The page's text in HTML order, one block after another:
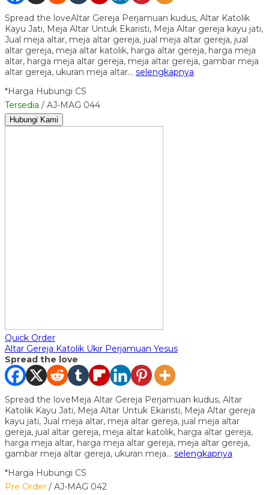
Spread the loveAltar Gereja Perjamuan kudus, Altar Katolik
Kayu Jati, Meja Altar Untuk Ekaristi, Meja Altar gereja kayu jati,
Jual meja altar, meja altar gereja, jual meja altar gereja, jual
altar gereja, meja altar katolik, harga altar gereja, harga meja
altar, harga meja altar gereja, meja altar gereja, gambar meja
altar gereja, ukuran meja altar… selengkapnya
*Harga Hubungi CS
Tersedia / AJ-MAG 044
Hubungi Kami
Quick Order
Altar Gereja Katolik Ukir Perjamuan Yesus
Spread the love
Spread the loveMeja Altar Gereja Perjamuan kudus, Altar
Katolik Kayu Jati, Meja Altar Untuk Ekaristi, Meja Altar gereja
kayu jati, Jual meja altar, meja altar gereja, jual meja altar
gereja, jual altar gereja, meja altar katolik, harga altar gereja,
harga meja altar, harga meja altar gereja, meja altar gereja,
gambar meja altar gereja, ukuran meja… selengkapnya
*Harga Hubungi CS
Pre Order / AJ-MAG 042